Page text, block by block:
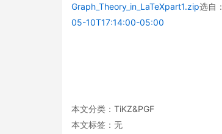
Graph_Theory_in_LaTeXpart1.zip选自：
05-10T17:14:00-05:00
本文分类： TiKZ&PGF
本文标签：无